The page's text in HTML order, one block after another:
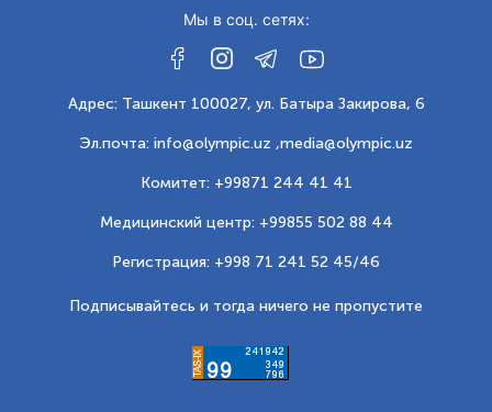
Мы в соц. сетях:
Адрес: Ташкент 100027, ул. Батыра Закирова, 6
Эл.почта: info@olympic.uz ,media@olympic.uz
Комитет: +99871 244 41 41
Медицинский центр: +99855 502 88 44
Регистрация: +998 71 241 52 45/46
Подписывайтесь и тогда ничего не пропустите